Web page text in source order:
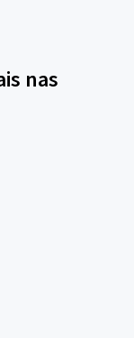
nas